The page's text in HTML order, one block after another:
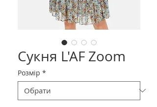
Сукня L'AF Zoom
Розмір *